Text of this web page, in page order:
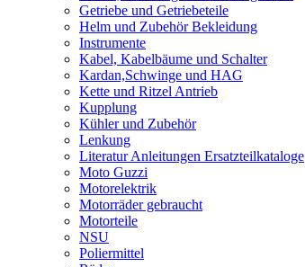
Getriebe und Getriebeteile
Helm und Zubehör Bekleidung
Instrumente
Kabel, Kabelbäume und Schalter
Kardan,Schwinge und HAG
Kette und Ritzel Antrieb
Kupplung
Kühler und Zubehör
Lenkung
Literatur Anleitungen Ersatzteilkataloge
Moto Guzzi
Motorelektrik
Motorräder gebraucht
Motorteile
NSU
Poliermittel